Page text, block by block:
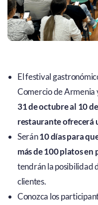
El festival
Comercio de Armenia
31 de octubre al 10
restaurante ofrecerá
Serán10 días para
más de 100 platos
tendrán la posibilidad
clientes.
Conozca los